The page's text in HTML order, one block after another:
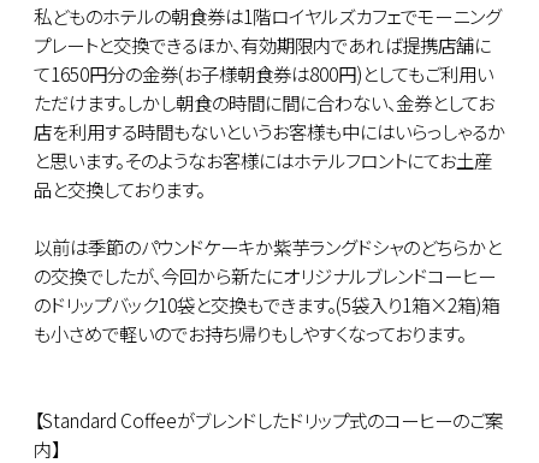
私どものホテルの朝食券は1階ロイヤルズカフェでモーニング
プレートと交換できるほか、有効期限内であれば提携店舗に
て1650円分の金券(お子様朝食券は800円)としてもご利用い
ただけます。しかし朝食の時間に間に合わない、金券としてお
店を利用する時間もないというお客様も中にはいらっしゃるか
と思います。そのようなお客様にはホテルフロントにてお土産
品と交換しております。
以前は季節のパウンドケーキか紫芋ラングドシャのどちらかと
の交換でしたが、今回から新たにオリジナルブレンドコーヒー
のドリップバック10袋と交換もできます。(5袋入り1箱×2箱)箱
も小さめで軽いのでお持ち帰りもしやすくなっております。
【Standard Coffeeがブレンドしたドリップ式のコーヒーのご案
内】